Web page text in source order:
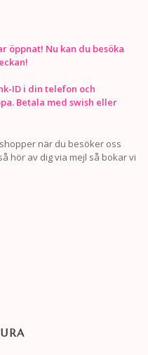
öppnat! Nu kan du besöka
ID i din telefon och
Betala med swish eller
när du besöker oss
hör av dig via mejl så bokar vi